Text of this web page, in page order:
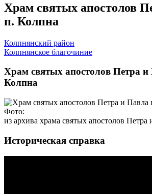
Храм святых апостолов
п. Колпна
Колпнянский район
Колпнянское благочиние
Храм святых апостолов Петра
Колпна
Фото:
из архива храма святых апостолов Петра
Историческая справка